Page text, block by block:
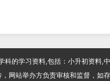
科的学习资料,包括：小升初资料,
网站举办方负责审核和监督，如